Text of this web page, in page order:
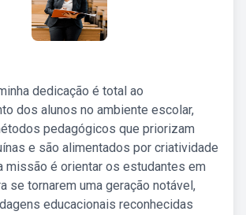
dedicação é total ao
dos alunos no ambiente escolar,
pedagógicos que priorizam
e são alimentados por criatividade
missão é orientar os estudantes em
se tornarem uma geração notável,
educacionais reconhecidas